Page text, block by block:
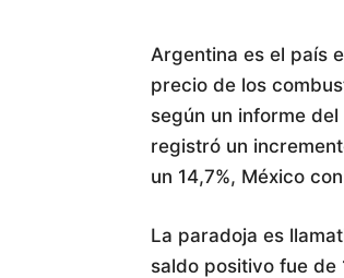
Argentina es el país
precio de los
según un informe
registró un
un 14,7%, México
La paradoja es
saldo positivo fue de